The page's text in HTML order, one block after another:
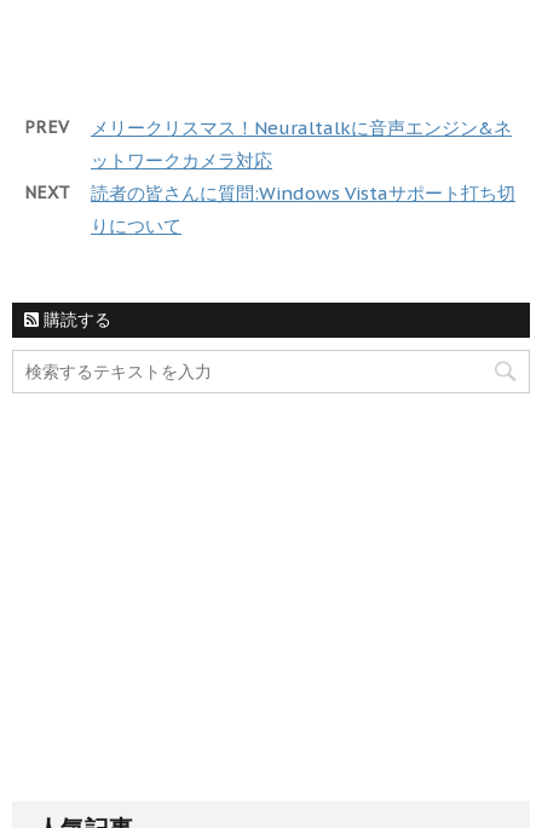
PREV
メリークリスマス！Neuraltalkに音声エンジン&ネ
ットワークカメラ対応
NEXT
読者の皆さんに質問:Windows Vistaサポート打ち切
りについて
購読する